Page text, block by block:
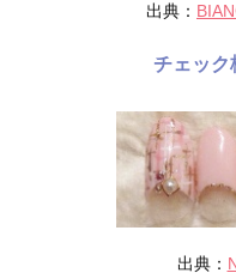
出典：
チェック
出典：